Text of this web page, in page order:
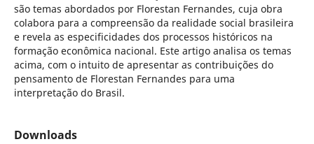
são temas abordados por Florestan Fernandes, cuja obra
colabora para a compreensão da realidade social brasileira
e revela as especificidades dos processos históricos na
formação econômica nacional. Este artigo analisa os temas
acima, com o intuito de apresentar as contribuições do
pensamento de Florestan Fernandes para uma
interpretação do Brasil.
Downloads